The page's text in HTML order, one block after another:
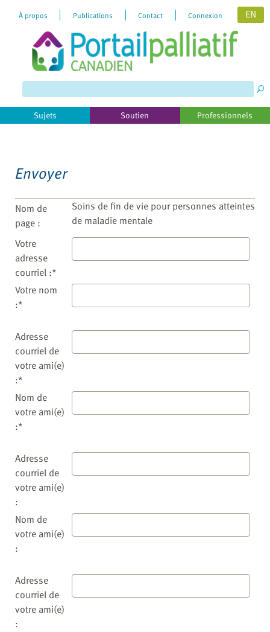
website
includes
an
À propos Publications Contact Connexion EN
Sujets Soutien Professionnels
Envoyer
Nom de
page :
Soins de fin de vie pour personnes atteintes
de maladie mentale
Votre
adresse
courriel :*
Votre nom
:*
Adresse
courriel de
votre ami(e)
:*
Nom de
votre ami(e)
:*
Adresse
courriel de
votre ami(e)
:
Nom de
votre ami(e)
:
Adresse
courriel de
votre ami(e)
: